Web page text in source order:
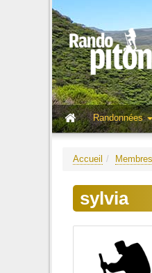
Randonnées
Accueil Membres
sylvia